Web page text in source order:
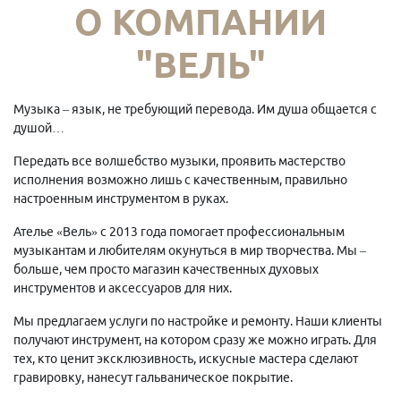
О КОМПАНИИ
"ВЕЛЬ"
Музыка – язык, не требующий перевода. Им душа общается с
душой…
Передать все волшебство музыки, проявить мастерство
исполнения возможно лишь с качественным, правильно
настроенным инструментом в руках.
Ателье «Вель» с 2013 года помогает профессиональным
музыкантам и любителям окунуться в мир творчества. Мы –
больше, чем просто магазин качественных духовых
инструментов и аксессуаров для них.
Мы предлагаем услуги по настройке и ремонту. Наши клиенты
получают инструмент, на котором сразу же можно играть. Для
тех, кто ценит эксклюзивность, искусные мастера сделают
гравировку, нанесут гальваническое покрытие.